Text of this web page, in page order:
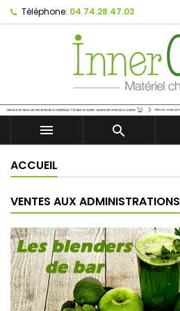
Téléphone: 04.74.28.47.03
 
ACCUEIL
VENTES AUX ADMINISTRATIONS